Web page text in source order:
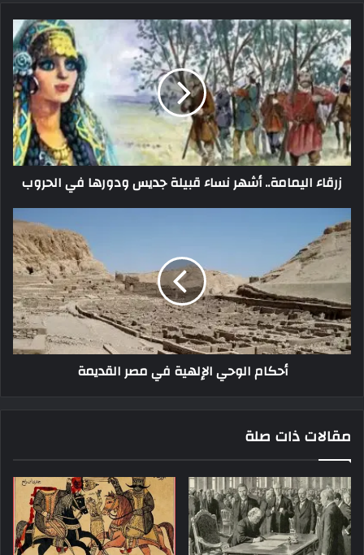
زرقاء اليمامة.. أشهر نساء قبيلة جديس ودورها في الحروب
أحكام الوحي الإلهية في مصر القديمة
مقالات ذات صلة